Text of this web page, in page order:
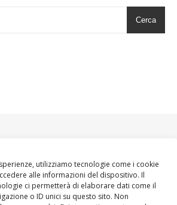
utilizziamo tecnologie come i cookie
alle informazioni del dispositivo. Il
ci permetterà di elaborare dati come il
o ID unici su questo sito. Non
Cerca